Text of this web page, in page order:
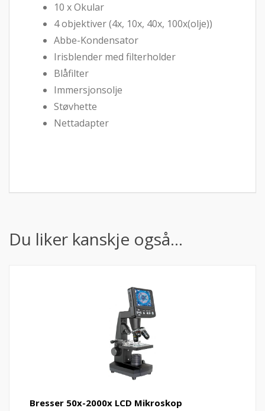
10 x Okular
4 objektiver (4x, 10x, 40x, 100x(olje))
Abbe-Kondensator
Irisblender med filterholder
Blåfilter
Immersjonsolje
Støvhette
Nettadapter
Du liker kanskje også…
Bresser 50x-2000x LCD Mikroskop